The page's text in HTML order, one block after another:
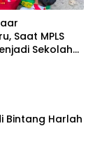
Saat MPLS
Sekolah
Bintang Harlah